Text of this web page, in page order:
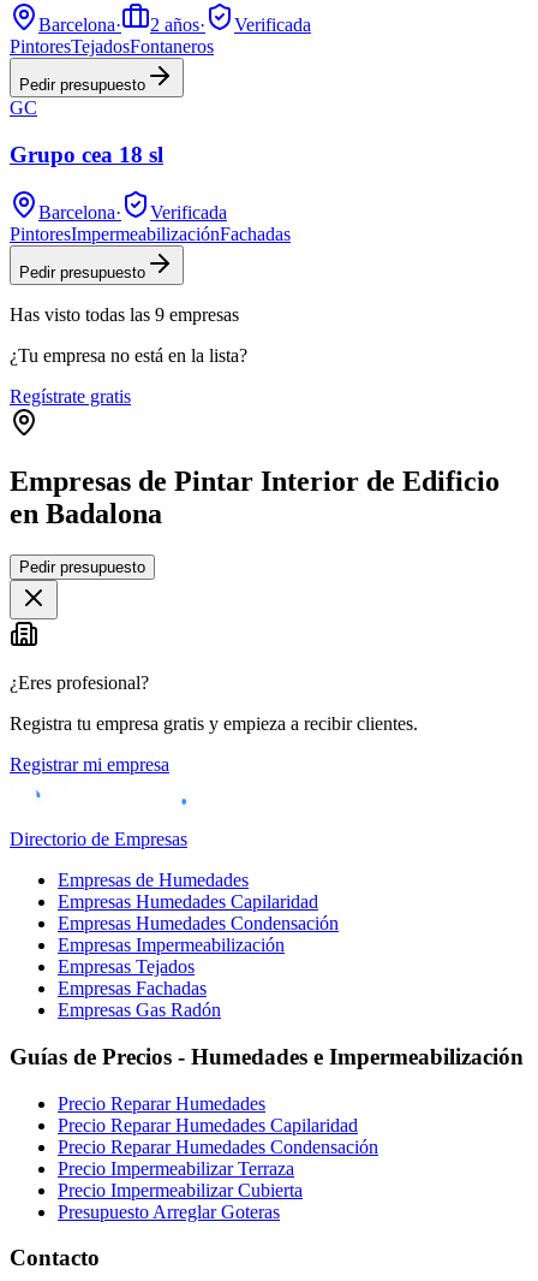
Barcelona· 2 años·
Verificada
PintoresTejadosFontaneros
Pedir presupuesto
GC
Grupo cea 18 sl
Barcelona·
Verificada
PintoresImpermeabilizaciónFachadas
Pedir presupuesto
Has visto todas las 9 empresas
¿Tu empresa no está en la lista?
Regístrate gratis
Empresas de Pintar Interior de Edificio
en Badalona
+
−
Pedir presupuesto
¿Eres profesional?
Registra tu empresa gratis y empieza a recibir clientes.
Registrar mi empresa
Directorio de Empresas
Empresas de Humedades
Empresas Humedades Capilaridad
Empresas Humedades Condensación
Empresas Impermeabilización
Empresas Tejados
Empresas Fachadas
Empresas Gas Radón
Guías de Precios - Humedades e Impermeabilización
Precio Reparar Humedades
Precio Reparar Humedades Capilaridad
Precio Reparar Humedades Condensación
Precio Impermeabilizar Terraza
Precio Impermeabilizar Cubierta
Presupuesto Arreglar Goteras
Contacto